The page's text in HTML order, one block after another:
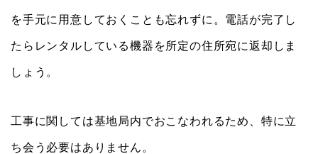
を手元に用意しておくことも忘れずに。電話が完了し
たらレンタルしている機器を所定の住所宛に返却しま
しょう。
工事に関しては基地局内でおこなわれるため、特に立
ち会う必要はありません。